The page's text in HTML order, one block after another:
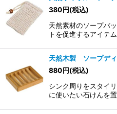
380円(税込)
天然素材のソープバ
トを促進するアイテ
天然木製 ソープデ
880円(税込)
シンク周りをスタイ
に使いたい石けんを